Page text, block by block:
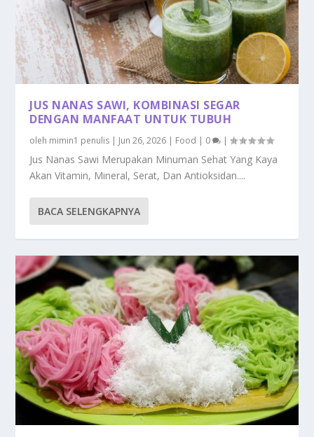
JUS NANAS SAWI, KOMBINASI SEGAR
DENGAN MANFAAT UNTUK TUBUH
oleh mimin1 penulis | Jun 26, 2026 | Food | 0 |
Jus Nanas Sawi Merupakan Minuman Sehat Yang Kaya
Akan Vitamin, Mineral, Serat, Dan Antioksidan....
BACA SELENGKAPNYA